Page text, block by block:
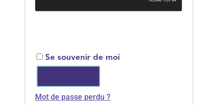
Se souvenir de moi
Mot de passe perdu ?